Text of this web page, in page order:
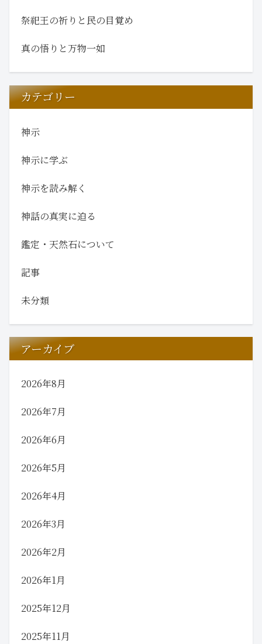
祭祀王の祈りと民の目覚め
真の悟りと万物一如
カテゴリー
神示
神示に学ぶ
神示を読み解く
神話の真実に迫る
鑑定・天然石について
記事
未分類
アーカイブ
2026年8月
2026年7月
2026年6月
2026年5月
2026年4月
2026年3月
2026年2月
2026年1月
2025年12月
2025年11月